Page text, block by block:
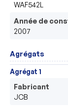
WAF542L
Année de
2007
Agrégats
Agrégat 1
Fabricant
JCB